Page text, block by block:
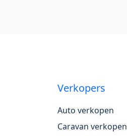
Verkopers
Auto verkopen
Caravan verkopen